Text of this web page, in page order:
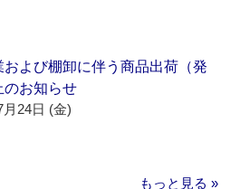
および棚卸に伴う商品出荷（発
のお知らせ
月24日 (金)
もっと見る »